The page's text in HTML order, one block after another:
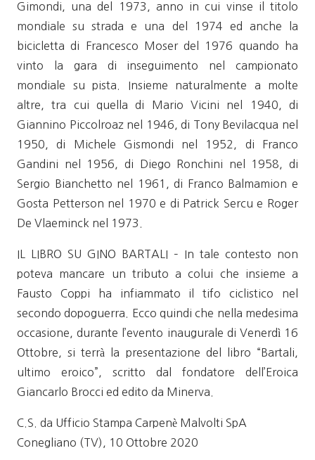
Gimondi, una del 1973, anno in cui vinse il titolo
mondiale su strada e una del 1974 ed anche la
bicicletta di Francesco Moser del 1976 quando ha
vinto la gara di inseguimento nel campionato
mondiale su pista. Insieme naturalmente a molte
altre, tra cui quella di Mario Vicini nel 1940, di
Giannino Piccolroaz nel 1946, di Tony Bevilacqua nel
1950, di Michele Gismondi nel 1952, di Franco
Gandini nel 1956, di Diego Ronchini nel 1958, di
Sergio Bianchetto nel 1961, di Franco Balmamion e
Gosta Petterson nel 1970 e di Patrick Sercu e Roger
De Vlaeminck nel 1973.
IL LIBRO SU GINO BARTALI – In tale contesto non
poteva mancare un tributo a colui che insieme a
Fausto Coppi ha infiammato il tifo ciclistico nel
secondo dopoguerra. Ecco quindi che nella medesima
occasione, durante l’evento inaugurale di Venerdì 16
Ottobre, si terrà la presentazione del libro “Bartali,
ultimo eroico”, scritto dal fondatore dell’Eroica
Giancarlo Brocci ed edito da Minerva.
C.S. da Ufficio Stampa Carpenè Malvolti SpA
Conegliano (TV), 10 Ottobre 2020